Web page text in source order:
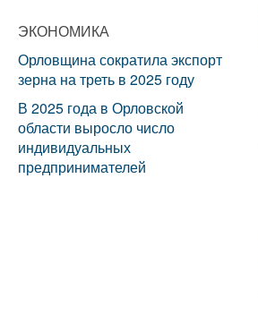
ЭКОНОМИКА
Орловщина сократила экспорт
зерна на треть в 2025 году
В 2025 года в Орловской
области выросло число
индивидуальных
предпринимателей